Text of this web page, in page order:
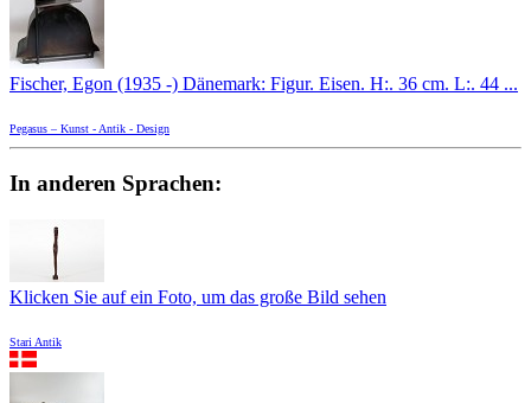
Fischer, Egon (1935 -) Dänemark: Figur. Eisen. H:. 36 cm. L:. 44 ...
Pegasus – Kunst - Antik - Design
In anderen Sprachen:
Klicken Sie auf ein Foto, um das große Bild sehen
Stari Antik